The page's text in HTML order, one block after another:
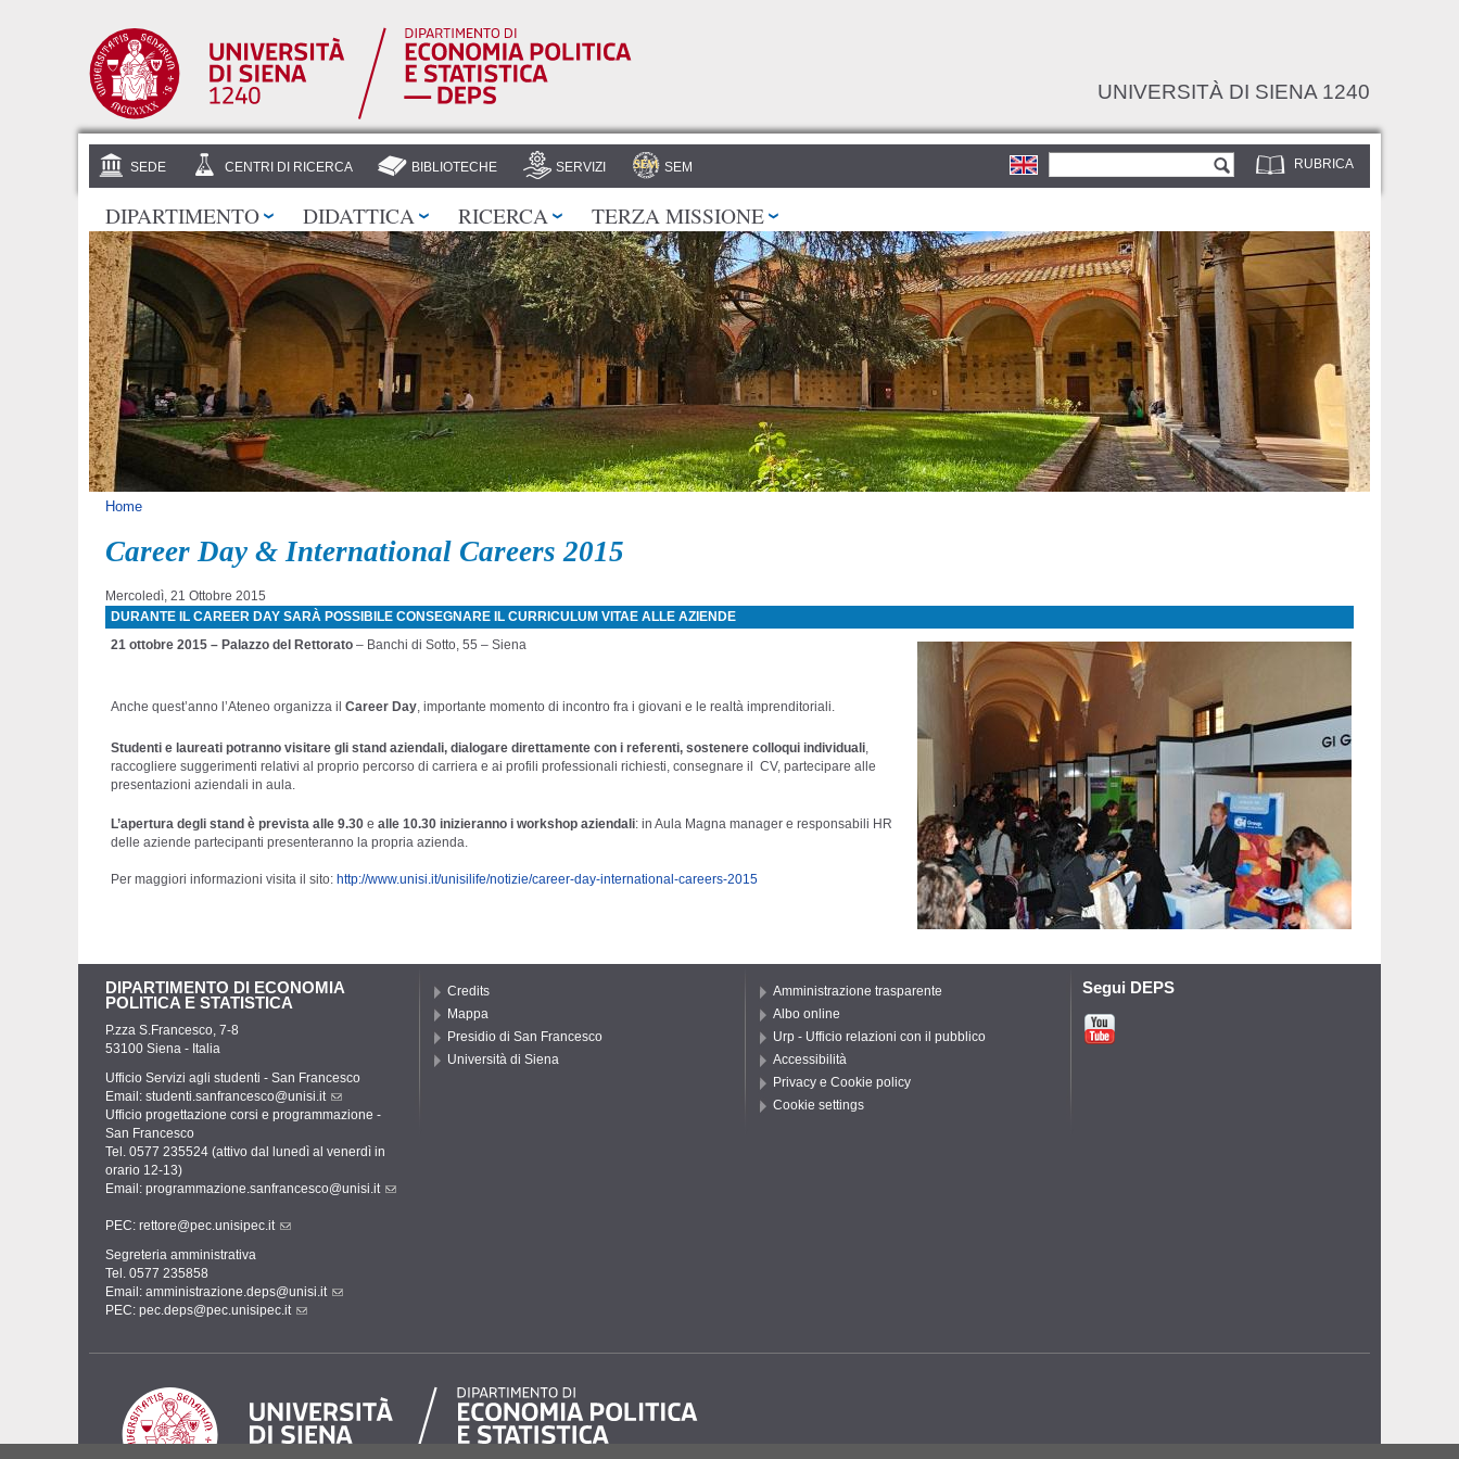
UNIVERSITÀ DI SIENA 1240
RUBRICA
Form di ricerca
SEDE CENTRI DI RICERCA BIBLIOTECHE SERVIZI SEM
DIPARTIMENTO DIDATTICA RICERCA TERZA MISSIONE
Tu sei qui
Home
Career Day & International Careers 2015
Mercoledì, 21 Ottobre 2015
DURANTE IL CAREER DAY SARÀ POSSIBILE CONSEGNARE IL CURRICULUM VITAE ALLE AZIENDE
21 ottobre 2015 – Palazzo del Rettorato – Banchi di Sotto, 55 – Siena
Anche quest’anno l’Ateneo organizza il Career Day , importante momento di incontro fra i giovani e le realtà imprenditoriali.
Studenti e laureati potranno visitare gli stand aziendali, dialogare direttamente con i referenti, sostenere colloqui individuali
raccogliere suggerimenti relativi al proprio percorso di carriera e ai profili professionali richiesti, consegnare il CV, partecipare alle
presentazioni aziendali in aula.
L’apertura degli stand è prevista alle 9.30 e alle 10.30 inizieranno i workshop aziendali: in Aula Magna manager e responsabili HR
delle aziende partecipanti presenteranno la propria azienda.
Per maggiori informazioni visita il sito: http://www.unisi.it/unisilife/notizie/career-day-international-careers-2015
DIPARTIMENTO DI ECONOMIA
POLITICA E STATISTICA
P.zza S.Francesco, 7-8
53100 Siena - Italia
Ufficio Servizi agli studenti - San Francesco
Email: studenti.sanfrancesco@unisi.it
Ufficio progettazione corsi e programmazione -
San Francesco
Tel. 0577 235524 (attivo dal lunedì al venerdì in
orario 12-13)
Email: programmazione.sanfrancesco@unisi.it
PEC: rettore@pec.unisipec.it
Segreteria amministrativa
Tel. 0577 235858
Email: amministrazione.deps@unisi.it
PEC: pec.deps@pec.unisipec.it
Credits
Mappa
Presidio di San Francesco
Università di Siena
Amministrazione trasparente
Albo online
Urp - Ufficio relazioni con il pubblico
Accessibilità
Privacy e Cookie policy
Cookie settings
Segui DEPS